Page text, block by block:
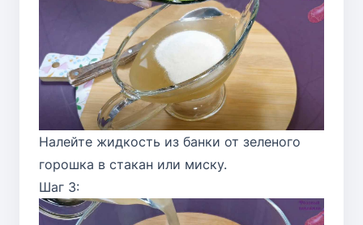
Налейте жидкость из банки от зеленого
горошка в стакан или миску.
Шаг 3: